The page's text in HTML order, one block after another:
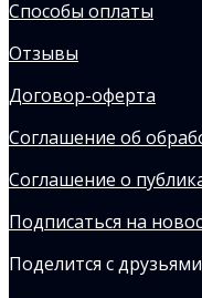
Способы оплаты
Отзывы
Договор-оферта
Соглашение об
Соглашение о
Подписаться на
Поделится с